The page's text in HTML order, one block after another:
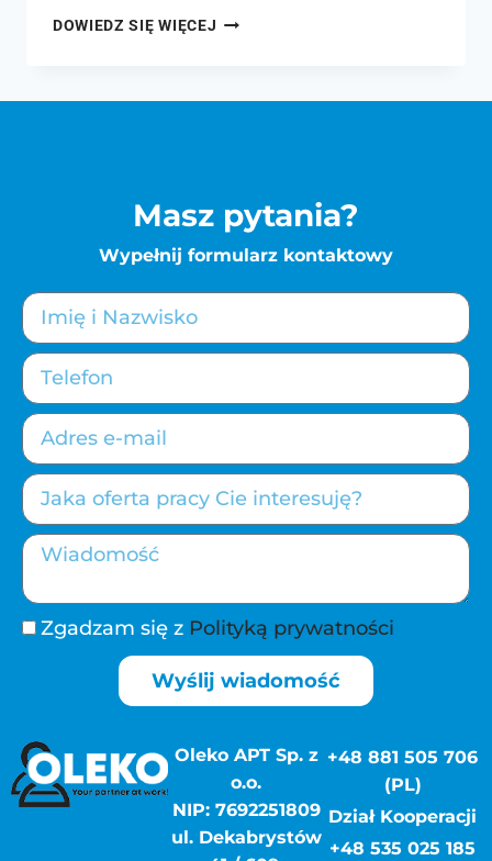
DOWIEDZ SIĘ WIĘCEJ
Masz pytania?
Wypełnij formularz kontaktowy
Zgadzam się z Polityką prywatności
Wyślij wiadomość
Oleko APT Sp. z
o.o.
NIP: 7692251809
ul. Dekabrystów
+48 881 505 706
(PL)
Dział Kooperacji
+48 535 025 185